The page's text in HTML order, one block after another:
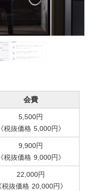
会費
5,500円
《税抜価格 5,000円》
9,900円
《税抜価格 9,000円》
22,000円
税抜価格 20,000円》